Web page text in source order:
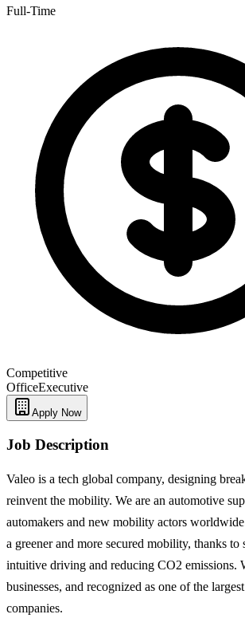
Full-Time
Competitive
OfficeExecutive
Apply Now
Job Description
Valeo is a tech global company, designing
reinvent the mobility. We are an automotive
automakers and new mobility actors
a greener and more secured mobility, thanks
intuitive driving and reducing CO2 emissions.
businesses, and recognized as one of the
companies.